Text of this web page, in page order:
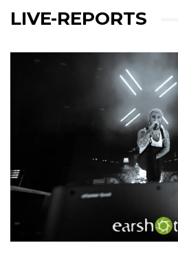
LIVE-REPORTS